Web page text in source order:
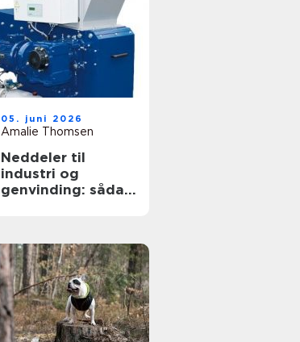
05. juni 2026
Amalie Thomsen
Neddeler til
industri og
genvinding: sådan